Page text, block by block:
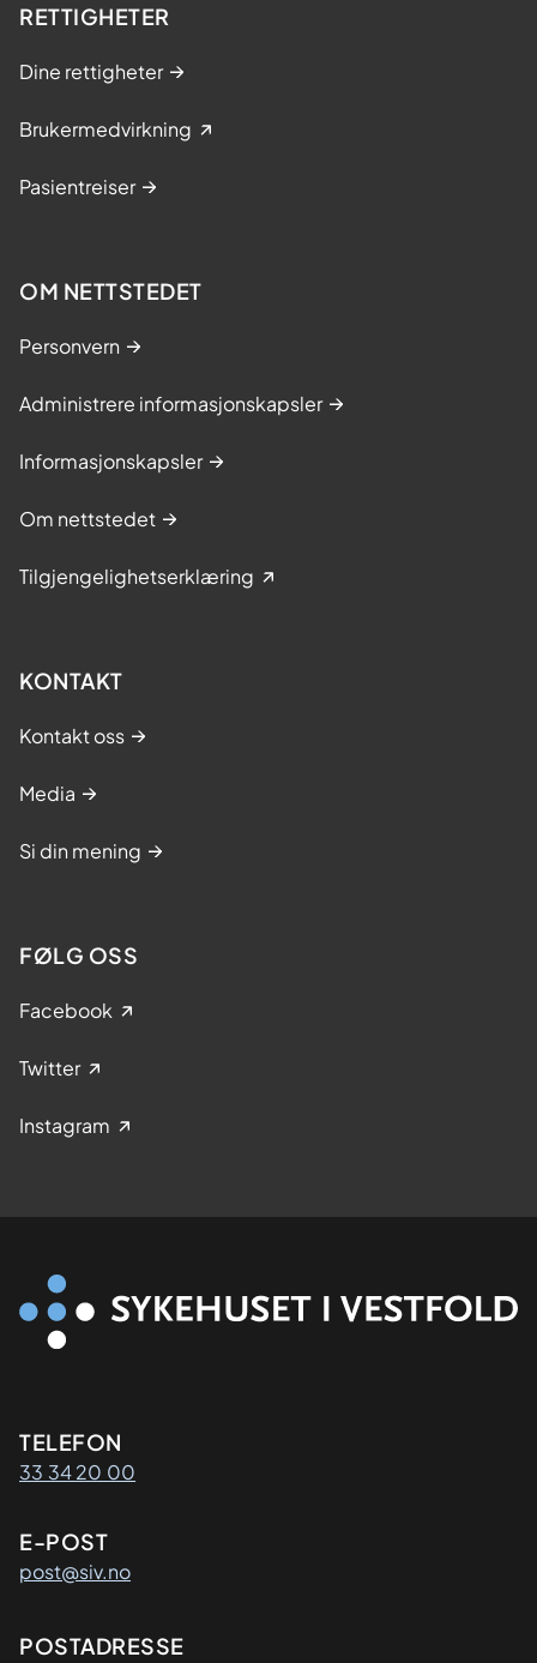
RETTIGHETER
Dine rettigheter
Brukermedvirkning
Pasientreiser
OM NETTSTEDET
Personvern
Administrere informasjonskapsler
Informasjonskapsler
Om nettstedet
Tilgjengelighetserklæring
KONTAKT
Kontakt oss
Media
Si din mening
FØLG OSS
Facebook
Twitter
Instagram
Kontaktinformasjon
TELEFON
33 34 20 00
E-POST
post@siv.no
Adresse
POSTADRESSE